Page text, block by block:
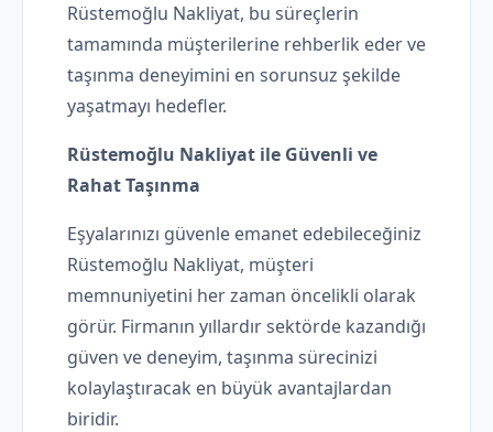
Rüstemoğlu Nakliyat, bu süreçlerin
tamamında müşterilerine rehberlik eder ve
taşınma deneyimini en sorunsuz şekilde
yaşatmayı hedefler.
Rüstemoğlu Nakliyat ile Güvenli ve
Rahat Taşınma
Eşyalarınızı güvenle emanet edebileceğiniz
Rüstemoğlu Nakliyat, müşteri
memnuniyetini her zaman öncelikli olarak
görür. Firmanın yıllardır sektörde kazandığı
güven ve deneyim, taşınma sürecinizi
kolaylaştıracak en büyük avantajlardan
biridir.